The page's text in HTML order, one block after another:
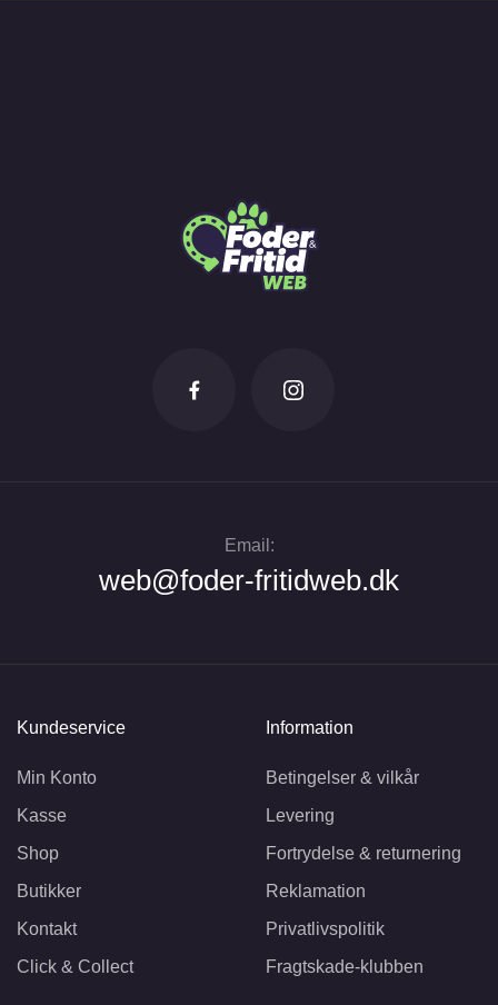
Email:
web@foder-fritidweb.dk
Kundeservice
Min Konto
Kasse
Shop
Butikker
Kontakt
Click & Collect
Information
Betingelser & vilkår
Levering
Fortrydelse & returnering
Reklamation
Privatlivspolitik
Fragtskade-klubben